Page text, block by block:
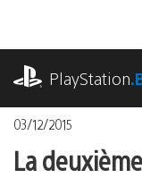
contenu
PlayStation
03/12/2015
La